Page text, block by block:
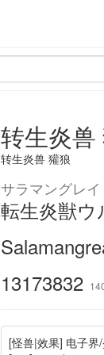
转生炎兽
转生炎兽 獾狼
サラマングレ
転生炎獣ウ
13173832
[怪兽|效果] 电子界